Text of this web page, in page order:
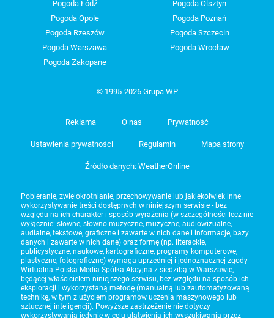
Pogoda Łódź
Pogoda Olsztyn
Pogoda Opole
Pogoda Poznań
Pogoda Rzeszów
Pogoda Szczecin
Pogoda Warszawa
Pogoda Wrocław
Pogoda Zakopane
© 1995-2026 Grupa WP
Reklama O nas Prywatność
Ustawienia prywatności Regulamin Mapa strony
Źródło danych: WeatherOnline
Pobieranie, zwielokrotnianie, przechowywanie lub jakiekolwiek inne
wykorzystywanie treści dostępnych w niniejszym serwisie - bez
względu na ich charakter i sposób wyrażenia (w szczególności lecz nie
wyłącznie: słowne, słowno-muzyczne, muzyczne, audiowizualne,
audialne, tekstowe, graficzne i zawarte w nich dane i informacje, bazy
danych i zawarte w nich dane) oraz formę (np. literackie,
publicystyczne, naukowe, kartograficzne, programy komputerowe,
plastyczne, fotograficzne) wymaga uprzedniej i jednoznacznej zgody
Wirtualna Polska Media Spółka Akcyjna z siedzibą w Warszawie,
będącej właścicielem niniejszego serwisu, bez względu na sposób ich
eksploracji i wykorzystaną metodę (manualną lub zautomatyzowaną
technikę, w tym z użyciem programów uczenia maszynowego lub
sztucznej inteligencji). Powyższe zastrzeżenie nie dotyczy
wykorzystywania jedynie w celu ułatwienia ich wyszukiwania przez